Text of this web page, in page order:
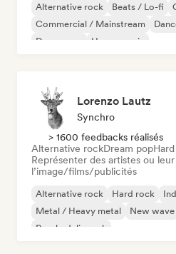
Alternative rock Beats / Lo-fi
Commercial / Mainstream
Dream pop
House music
Lorenzo Lautz
Synchro
> 1600 feedbacks réalisés
Alternative rockDream pop
Représenter des artistes ou
l’image/films/publicités
Alternative rock Hard rock
Metal / Heavy metal
New wave
Psychedelic rock